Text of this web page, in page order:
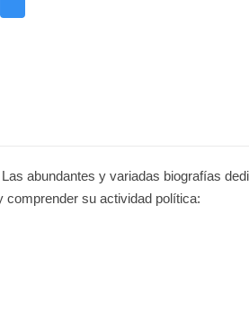
abundantes y variadas biografías
comprender su actividad política: